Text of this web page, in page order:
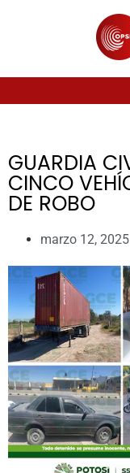
GUARDIA
CINCO
DE ROBO
marzo 12, 2025